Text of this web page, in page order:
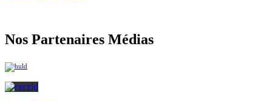
Nos Partenaires Médias